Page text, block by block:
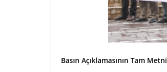
Basın Açıklamasının Tam Metni